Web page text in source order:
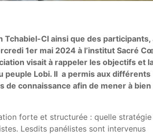
Tchabiel-CI ainsi que des participants,
1er mai 2024 à l’institut Sacré
visait à rappeler les objectifs et
peuple Lobi. Il a permis aux différents
connaissance afin de mener à bien
forte et structurée : quelle stratégie
Lesdits panélistes sont intervenus